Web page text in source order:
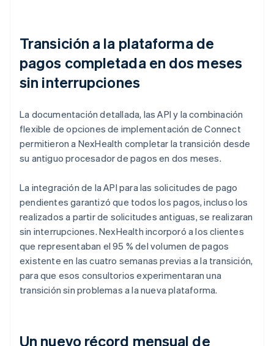
Transición a la plataforma de
pagos completada en dos meses
sin interrupciones
La documentación detallada, las API y la combinación
flexible de opciones de implementación de Connect
permitieron a NexHealth completar la transición desde
su antiguo procesador de pagos en dos meses.
La integración de la API para las solicitudes de pago
pendientes garantizó que todos los pagos, incluso los
realizados a partir de solicitudes antiguas, se realizaran
sin interrupciones. NexHealth incorporó a los clientes
que representaban el 95 % del volumen de pagos
existente en las cuatro semanas previas a la transición,
para que esos consultorios experimentaran una
transición sin problemas a la nueva plataforma.
Un nuevo récord mensual de